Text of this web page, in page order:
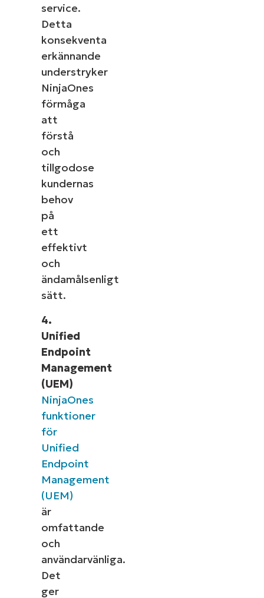
service.
Detta
konsekventa
erkännande
understryker
NinjaOnes
förmåga
att
förstå
och
tillgodose
kundernas
behov
på
ett
effektivt
och
ändamålsenligt
sätt.
4.
Unified
Endpoint
Management
(UEM)
NinjaOnes
funktioner
för
Unified
Endpoint
Management
(UEM)
är
omfattande
och
användarvänliga.
Det
ger